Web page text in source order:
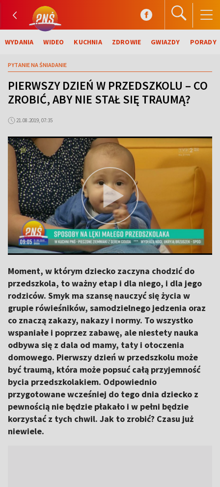
WYDANIA WIDEO KUCHNIA ZDROWIE GWIAZDY PORADY
PYTANIE NA ŚNIADANIE
PIERWSZY DZIEŃ W PRZEDSZKOLU – CO
ZROBIĆ, ABY NIE STAŁ SIĘ TRAUMĄ?
21.08.2019, 07:35
Moment, w którym dziecko zaczyna chodzić do
przedszkola, to ważny etap i dla niego, i dla jego
rodziców. Smyk ma szansę nauczyć się życia w
grupie rówieśników, samodzielnego jedzenia oraz
co znaczą zakazy, nakazy i normy. To wszystko
wspaniałe i poprzez zabawę, ale niestety nauka
odbywa się z dala od mamy, taty i otoczenia
domowego. Pierwszy dzień w przedszkolu może
być traumą, która może popsuć całą przyjemność
bycia przedszkolakiem. Odpowiednio
przygotowane wcześniej do tego dnia dziecko z
pewnością nie będzie płakało i w pełni będzie
korzystać z tych chwil. Jak to zrobić? Czasu już
niewiele.